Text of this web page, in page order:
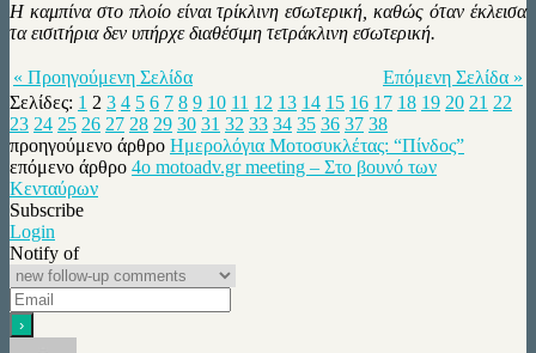
Η καμπίνα στο πλοίο είναι τρίκλινη εσωτερική, καθώς όταν έκλεισα
τα εισιτήρια δεν υπήρχε διαθέσιμη τετράκλινη εσωτερική.
« Προηγούμενη Σελίδα
Επόμενη Σελίδα »
Σελίδες: 1 2 3 4 5 6 7 8 9 10 11 12 13 14 15 16 17 18 19 20 21 22
23 24 25 26 27 28 29 30 31 32 33 34 35 36 37 38
προηγούμενο άρθρο Ημερολόγια Μοτοσυκλέτας: “Πίνδος”
επόμενο άρθρο 4ο motoadv.gr meeting – Στο βουνό των
Κενταύρων
Subscribe
Login
Notify of